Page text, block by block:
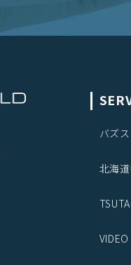
バズ
北海